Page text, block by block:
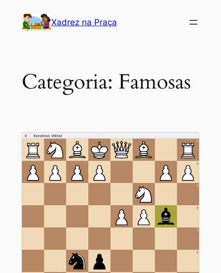
Xadrez na Praça
Categoria: Famosas